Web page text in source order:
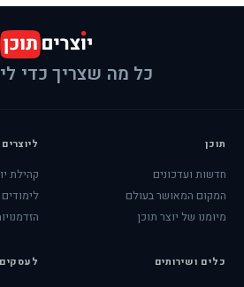
כל מה שצריך כדי
תוכן
חדשות ועדכונים
המקום המאושר בעולם
מיומנו של יוצר תוכן
ליוצרים
קהילת
כלים ושירותים לעסקים